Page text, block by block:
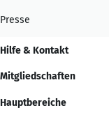
Presse
Hilfe & Kontakt
Mitgliedschaften
Hauptbereiche